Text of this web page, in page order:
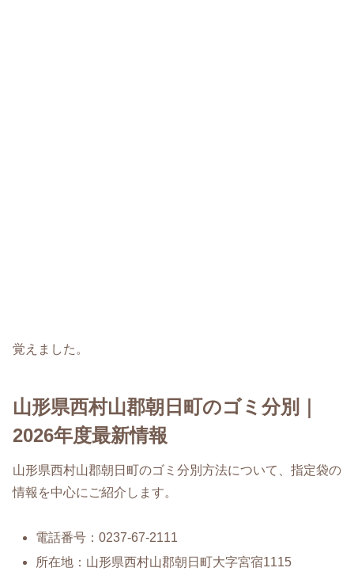
覚えました。
山形県西村山郡朝日町のゴミ分別｜
2026年度最新情報
山形県西村山郡朝日町のゴミ分別方法について、指定袋の
情報を中心にご紹介します。
電話番号：0237-67-2111
所在地：山形県西村山郡朝日町大字宮宿1115